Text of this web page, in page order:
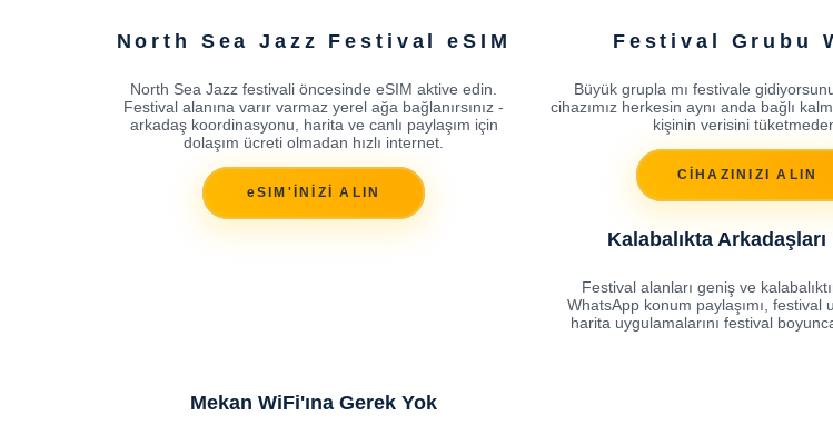
North Sea Jazz Festival eSIM
North Sea Jazz festivali öncesinde eSIM aktive edin.
Festival alanına varır varmaz yerel ağa bağlanırsınız -
arkadaş koordinasyonu, harita ve canlı paylaşım için
dolaşım ücreti olmadan hızlı internet.
eSIM'İNİZİ ALIN
Festival Grubu
Büyük grupla mı festivale
cihazımız herkesin aynı anda bağlı
kişinin verisini
CİHAZINIZI ALIN
Kalabalıkta
Festival alanları geniş ve
WhatsApp konum paylaşımı, festival
harita uygulamalarını festival
Mekan WiFi'ına Gerek Yok